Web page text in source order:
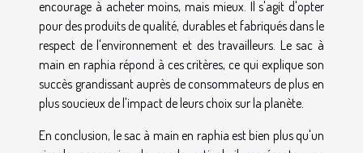
encourage à acheter moins, mais mieux. Il s'agit d'opter
pour des produits de qualité, durables et fabriqués dans le
respect de l'environnement et des travailleurs. Le sac à
main en raphia répond à ces critères, ce qui explique son
succès grandissant auprès de consommateurs de plus en
plus soucieux de l'impact de leurs choix sur la planète.
En conclusion, le sac à main en raphia est bien plus qu'un